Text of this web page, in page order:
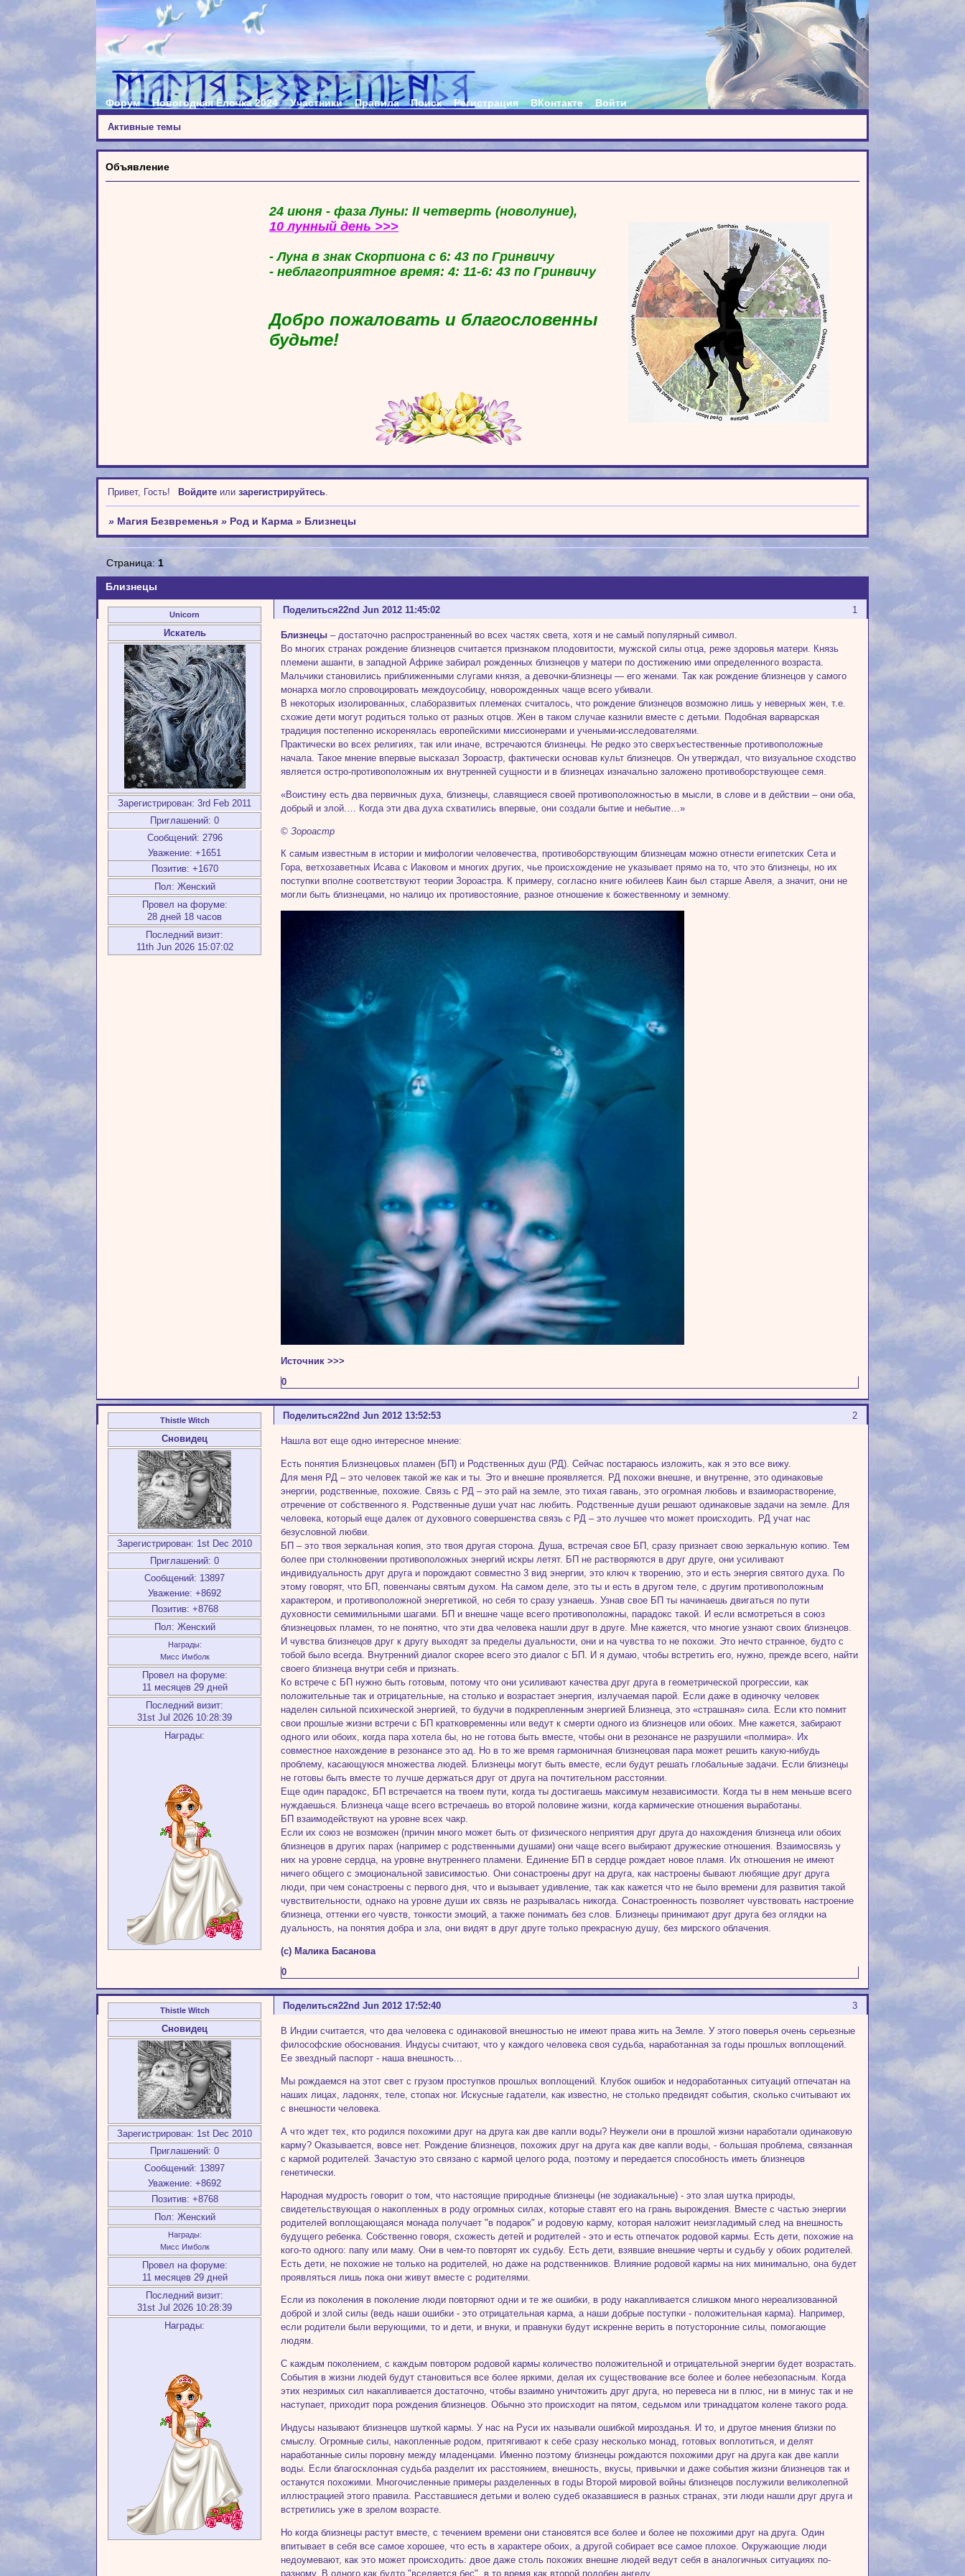
Форум Новогодняя Ёлочка 2024 Участники Правила Поиск Регистрация ВКонтакте Войти
Активные темы
Объявление
24 июня - фаза Луны: II четверть (новолуние),
10 лунный день >>>
- Луна в знак Скорпиона с 6: 43 по Гринвичу
- неблагоприятное время: 4: 11-6: 43 по Гринвичу
Добро пожаловать и благословенны
будьте!
Привет, Гость! Войдитеили зарегистрируйтесь.
» Магия Безвременья » Род и Карма » Близнецы
Близнецы
Страница: 1
Поделиться 1
22nd Jun 2012 11:45:02
Unicorn
Искатель
Зарегистрирован: 3rd Feb 2011
Приглашений: 0
Сообщений: 2796
Уважение: +1651
Позитив: +1670
Пол: Женский
Провел на форуме:
28 дней 18 часов
Последний визит:
11th Jun 2026 15:07:02
Близнецы– достаточно распространенный во всех частях света, хотя и не самый популярный символ.
Во многих странах рождение близнецов считается признаком плодовитости, мужской силы отца, реже здоровья матери. Князь
племени ашанти, в западной Африке забирал рожденных близнецов у матери по достижению ими определенного возраста.
Мальчики становились приближенными слугами князя, а девочки-близнецы — его женами. Так как рождение близнецов у самого
монарха могло спровоцировать междоусобицу, новорожденных чаще всего убивали.
В некоторых изолированных, слаборазвитых племенах считалось, что рождение близнецов возможно лишь у неверных жен, т.е.
схожие дети могут родиться только от разных отцов. Жен в таком случае казнили вместе с детьми. Подобная варварская
традиция постепенно искоренялась европейскими миссионерами и учеными-исследователями.
Практически во всех религиях, так или иначе, встречаются близнецы. Не редко это сверхъестественные противоположные
начала. Такое мнение впервые высказал Зороастр, фактически основав культ близнецов. Он утверждал, что визуальное сходство
является остро-противоположным их внутренней сущности и в близнецах изначально заложено противоборствующее семя.
«Воистину есть два первичных духа, близнецы, славящиеся своей противоположностью в мысли, в слове и в действии – они оба,
добрый и злой.… Когда эти два духа схватились впервые, они создали бытие и небытие…»
© Зороастр
К самым известным в истории и мифологии человечества, противоборствующим близнецам можно отнести египетских Сета и
Гора, ветхозаветных Исава с Иаковом и многих других, чье происхождение не указывает прямо на то, что это близнецы, но их
поступки вполне соответствуют теории Зороастра. К примеру, согласно книге юбилеев Каин был старше Авеля, а значит, они не
могли быть близнецами, но налицо их противостояние, разное отношение к божественному и земному.
Источник >>>
0
Поделиться 2
22nd Jun 2012 13:52:53
Thistle Witch
Сновидец
Зарегистрирован: 1st Dec 2010
Приглашений: 0
Сообщений: 13897
Уважение: +8692
Позитив: +8768
Пол: Женский
Награды:
Мисс Имболк
Провел на форуме:
11 месяцев 29 дней
Последний визит:
31st Jul 2026 10:28:39
Награды:
Нашла вот еще одно интересное мнение:
Есть понятия Близнецовых пламен (БП) и Родственных душ (РД). Сейчас постараюсь изложить, как я это все вижу.
Для меня РД – это человек такой же как и ты. Это и внешне проявляется. РД похожи внешне, и внутренне, это одинаковые
энергии, родственные, похожие. Связь с РД – это рай на земле, это тихая гавань, это огромная любовь и взаиморастворение,
отречение от собственного я. Родственные души учат нас любить. Родственные души решают одинаковые задачи на земле. Для
человека, который еще далек от духовного совершенства связь с РД – это лучшее что может происходить. РД учат нас
безусловной любви.
БП – это твоя зеркальная копия, это твоя другая сторона. Душа, встречая свое БП, сразу признает свою зеркальную копию. Тем
более при столкновении противоположных энергий искры летят. БП не растворяются в друг друге, они усиливают
индивидуальность друг друга и порождают совместно 3 вид энергии, это ключ к творению, это и есть энергия святого духа. По
этому говорят, что БП, повенчаны святым духом. На самом деле, это ты и есть в другом теле, с другим противоположным
характером, и противоположной энергетикой, но себя то сразу узнаешь. Узнав свое БП ты начинаешь двигаться по пути
духовности семимильными шагами. БП и внешне чаще всего противоположны, парадокс такой. И если всмотреться в союз
близнецовых пламен, то не понятно, что эти два человека нашли друг в друге. Мне кажется, что многие узнают своих близнецов.
И чувства близнецов друг к другу выходят за пределы дуальности, они и на чувства то не похожи. Это нечто странное, будто с
тобой было всегда. Внутренний диалог скорее всего это диалог с БП. И я думаю, чтобы встретить его, нужно, прежде всего, найти
своего близнеца внутри себя и признать.
Ко встрече с БП нужно быть готовым, потому что они усиливают качества друг друга в геометрической прогрессии, как
положительные так и отрицательные, на столько и возрастает энергия, излучаемая парой. Если даже в одиночку человек
наделен сильной психической энергией, то будучи в подкрепленным энергией Близнеца, это «страшная» сила. Если кто помнит
свои прошлые жизни встречи с БП кратковременны или ведут к смерти одного из близнецов или обоих. Мне кажется, забирают
одного или обоих, когда пара хотела бы, но не готова быть вместе, чтобы они в резонансе не разрушили «полмира». Их
совместное нахождение в резонансе это ад. Но в то же время гармоничная близнецовая пара может решить какую-нибудь
проблему, касающуюся множества людей. Близнецы могут быть вместе, если будут решать глобальные задачи. Если близнецы
не готовы быть вместе то лучше держаться друг от друга на почтительном расстоянии.
Еще один парадокс, БП встречается на твоем пути, когда ты достигаешь максимум независимости. Когда ты в нем меньше всего
нуждаешься. Близнеца чаще всего встречаешь во второй половине жизни, когда кармические отношения выработаны.
БП взаимодействуют на уровне всех чакр.
Если их союз не возможен (причин много может быть от физического неприятия друг друга до нахождения близнеца или обоих
близнецов в других парах (например с родственными душами) они чаще всего выбирают дружеские отношения. Взаимосвязь у
них на уровне сердца, на уровне внутреннего пламени. Единение БП в сердце рождает новое пламя. Их отношения не имеют
ничего общего с эмоциональной зависимостью. Они сонастроены друг на друга, как настроены бывают любящие друг друга
люди, при чем сонастроены с первого дня, что и вызывает удивление, так как кажется что не было времени для развития такой
чувствительности, однако на уровне души их связь не разрывалась никогда. Сонастроенность позволяет чувствовать настроение
близнеца, оттенки его чувств, тонкости эмоций, а также понимать без слов. Близнецы принимают друг друга без оглядки на
дуальность, на понятия добра и зла, они видят в друг друге только прекрасную душу, без мирского облачения.
(с) Малика Басанова
0
Поделиться 3
22nd Jun 2012 17:52:40
Thistle Witch
Сновидец
Зарегистрирован: 1st Dec 2010
Приглашений: 0
Сообщений: 13897
Уважение: +8692
Позитив: +8768
Пол: Женский
Награды:
Мисс Имболк
Провел на форуме:
11 месяцев 29 дней
Последний визит:
31st Jul 2026 10:28:39
Награды:
В Индии считается, что два человека с одинаковой внешностью не имеют права жить на Земле. У этого поверья очень серьезные
философские обоснования. Индусы считают, что у каждого человека своя судьба, наработанная за годы прошлых воплощений.
Ее звездный паспорт - наша внешность...
Мы рождаемся на этот свет с грузом проступков прошлых воплощений. Клубок ошибок и недоработанных ситуаций отпечатан на
наших лицах, ладонях, теле, стопах ног. Искусные гадатели, как известно, не столько предвидят события, сколько считывают их
с внешности человека.
А что ждет тех, кто родился похожими друг на друга как две капли воды? Неужели они в прошлой жизни наработали одинаковую
карму? Оказывается, вовсе нет. Рождение близнецов, похожих друг на друга как две капли воды, - большая проблема, связанная
с кармой родителей. Зачастую это связано с кармой целого рода, поэтому и передается способность иметь близнецов
генетически.
Народная мудрость говорит о том, что настоящие природные близнецы (не зодиакальные) - это злая шутка природы,
свидетельствующая о накопленных в роду огромных силах, которые ставят его на грань вырождения. Вместе с частью энергии
родителей воплощающаяся монада получает "в подарок" и родовую карму, которая наложит неизгладимый след на внешность
будущего ребенка. Собственно говоря, схожесть детей и родителей - это и есть отпечаток родовой кармы. Есть дети, похожие на
кого-то одного: папу или маму. Они в чем-то повторят их судьбу. Есть дети, взявшие внешние черты и судьбу у обоих родителей.
Есть дети, не похожие не только на родителей, но даже на родственников. Влияние родовой кармы на них минимально, она будет
проявляться лишь пока они живут вместе с родителями.
Если из поколения в поколение люди повторяют одни и те же ошибки, в роду накапливается слишком много нереализованной
доброй и злой силы (ведь наши ошибки - это отрицательная карма, а наши добрые поступки - положительная карма). Например,
если родители были верующими, то и дети, и внуки, и правнуки будут искренне верить в потусторонние силы, помогающие
людям.
С каждым поколением, с каждым повтором родовой кармы количество положительной и отрицательной энергии будет возрастать.
События в жизни людей будут становиться все более яркими, делая их существование все более и более небезопасным. Когда
этих незримых сил накапливается достаточно, чтобы взаимно уничтожить друг друга, но перевеса ни в плюс, ни в минус так и не
наступает, приходит пора рождения близнецов. Обычно это происходит на пятом, седьмом или тринадцатом колене такого рода.
Индусы называют близнецов шуткой кармы. У нас на Руси их называли ошибкой мирозданья. И то, и другое мнения близки по
смыслу. Огромные силы, накопленные родом, притягивают к себе сразу несколько монад, готовых воплотиться, и делят
наработанные силы поровну между младенцами. Именно поэтому близнецы рождаются похожими друг на друга как две капли
воды. Если благосклонная судьба разделит их расстоянием, внешность, вкусы, привычки и даже события жизни близнецов так и
останутся похожими. Многочисленные примеры разделенных в годы Второй мировой войны близнецов послужили великолепной
иллюстрацией этого правила. Расставшиеся детьми и волею судеб оказавшиеся в разных странах, эти люди нашли друг друга и
встретились уже в зрелом возрасте.
Но когда близнецы растут вместе, с течением времени они становятся все более и более не похожими друг на друга. Один
впитывает в себя все самое хорошее, что есть в характере обоих, а другой собирает все самое плохое. Окружающие люди
недоумевают, как это может происходить: двое даже столь похожих внешне людей ведут себя в аналогичных ситуациях по-
разному. В одного как будто "вселяется бес", в то время как второй подобен ангелу.